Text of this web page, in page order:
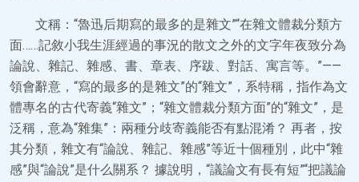
文稱：“魯迅后期寫的最多的是雜文”“在雜文體裁分類方
面……記敘小我生涯經過的事況的散文之外的文字年夜致分為
論說、雜記、雜感、書、章表、序跋、對話、寓言等。”——
領會辭意，“寫的最多的是雜文”的“雜文”，系特稱，指作為文
體專名的古代寄義“雜文”；“雜文體裁分類方面”的“雜文”，是
泛稱，意為“雜集”：兩種分歧寄義能否有點混淆？ 再者，按
其分類，雜文有“論說、雜記、雜感”等近十個種別，此中“雜
感”與“論說”是什么關系？ 據說明，“議論文有長有短”“把議論